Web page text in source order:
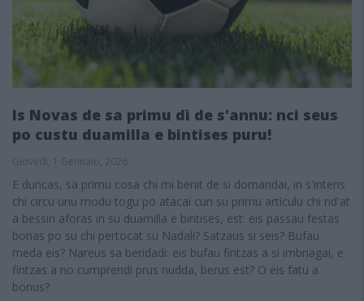
Is Novas de sa primu dì de s'annu: nci seus
po custu duamilla e bintises puru!
Giovedì, 1 Gennaio, 2026
E duncas, sa primu cosa chi mi benit de si domandai, in s'interis
chi circu unu modu togu po atacai cun su primu artìculu chi nd'at
a bessiri aforas in su duamilla e bintises, est: eis passau festas
bonas po su chi pertocat su Nadali? Satzaus si seis? Bufau
meda eis? Nareus sa beridadi: eis bufau fintzas a si imbriagai, e
fintzas a no cumprendi prus nudda, berus est? O eis fatu a
bonus?